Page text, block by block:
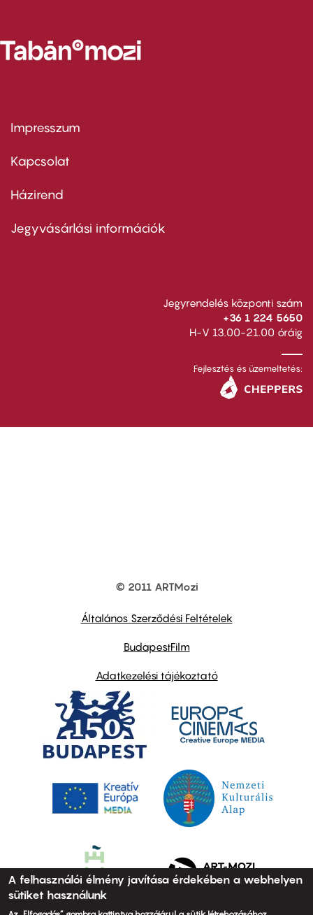
Footer
first
Impresszum
Kapcsolat
Footer
second
Házirend
Jegyvásárlási információk
Jegyrendelés központi szám
+36 1 224 5650
H-V 13.00-21.00 óráig
Fejlesztés és üzemeltetés:
© 2011 ARTMozi
Általános Szerződési Feltételek
BudapestFilm
Adatkezelési tájékoztató
A felhasználói élmény javítása érdekében a webhelyen
sütiket használunk